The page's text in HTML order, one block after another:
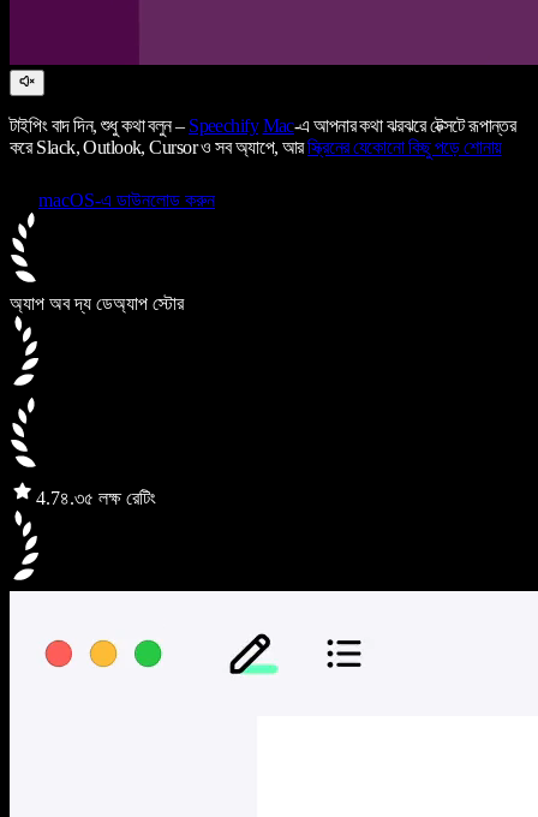
টাইপিং বাদ দিন, শুধু কথা বলুন – Speechify Mac-এ আপনার কথা ঝরঝরে টেক্সটে রূপান্তর
করে Slack, Outlook, Cursor ও সব অ্যাপে, আরস্ক্রিনের যেকোনো কিছু পড়ে শোনায়
macOS-এ ডাউনলোড করুন
অ্যাপ অব দ্য ডেঅ্যাপ স্টোর
4.7৪.৩৫ লক্ষ রেটিং